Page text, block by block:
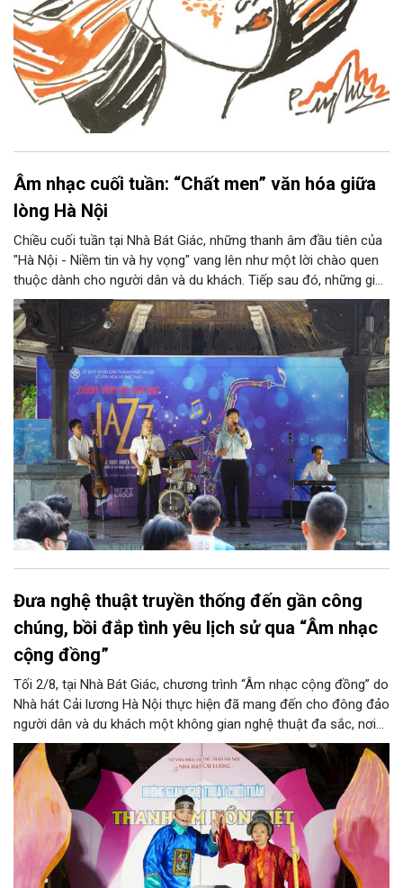
Âm nhạc cuối tuần: “Chất men” văn hóa giữa
lòng Hà Nội
Chiều cuối tuần tại Nhà Bát Giác, những thanh âm đầu tiên của
"Hà Nội - Niềm tin và hy vọng" vang lên như một lời chào quen
thuộc dành cho người dân và du khách. Tiếp sau đó, những giai
điệu jazz kinh điển của thế giới lần lượt cất lên qua phần biểu
diễn của NSƯT Quyền Văn Minh và các nghệ sĩ Bình Minh Jazz
Club, mở ra một không gian âm nhạc giàu cảm xúc ngay giữa
trung tâm Thủ đô.
Đưa nghệ thuật truyền thống đến gần công
chúng, bồi đắp tình yêu lịch sử qua “Âm nhạc
cộng đồng”
Tối 2/8, tại Nhà Bát Giác, chương trình “Âm nhạc cộng đồng” do
Nhà hát Cải lương Hà Nội thực hiện đã mang đến cho đông đảo
người dân và du khách một không gian nghệ thuật đa sắc, nơi
những làn điệu cải lương, ca cổ, tân cổ và các tiết mục múa
hòa quyện trong không gian của phố đi bộ hồ Hoàn Kiếm. Đặc
biệt, chương trình có sự giao lưu của các nghệ sĩ đến từ
phương Nam, góp phần tạo nên cuộc gặp gỡ nghệ thuật giàu
cảm xúc.